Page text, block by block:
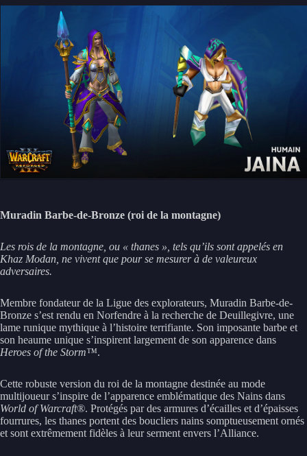
Muradin Barbe-de-Bronze (roi de la montagne)
Les rois de la montagne, ou « thanes », tels qu’ils sont appelés en
Khaz Modan, ne vivent que pour se mesurer à de valeureux
adversaires.
Membre fondateur de la Ligue des explorateurs, Muradin Barbe-de-
Bronze s’est rendu en Norfendre à la recherche de Deuillegivre, une
lame runique mythique à l’histoire terrifiante. Son imposante barbe et
son heaume unique s’inspirent largement de son apparence dans
Heroes of the Storm™.
Cette robuste version du roi de la montagne destinée au mode
multijoueur s’inspire de l’apparence emblématique des Nains dans
World of Warcraft®. Protégés par des armures d’écailles et d’épaisses
fourrures, les thanes portent des boucliers nains somptueusement ornés
et sont extrêmement fidèles à leur serment envers l’Alliance.